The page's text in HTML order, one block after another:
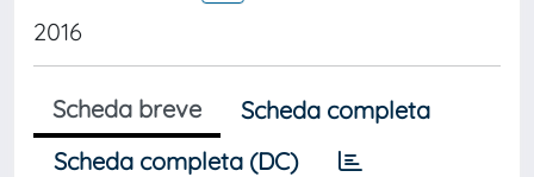
2016
Scheda breve
Scheda completa
Scheda completa (DC)